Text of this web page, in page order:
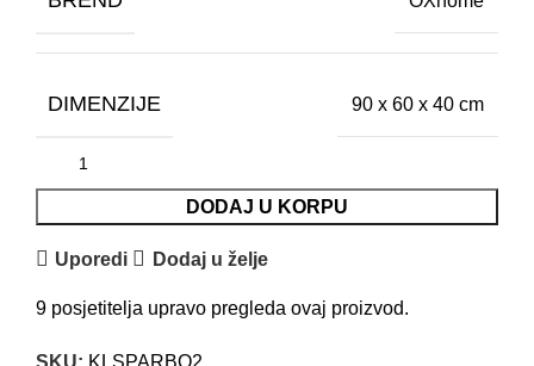
DIMENZIJE 90 x 60 x 40 cm
DODAJ U KORPU
Uporedi Dodaj u želje
9 posjetitelja upravo pregleda ovaj proizvod.
SKU: KLSPARBO2